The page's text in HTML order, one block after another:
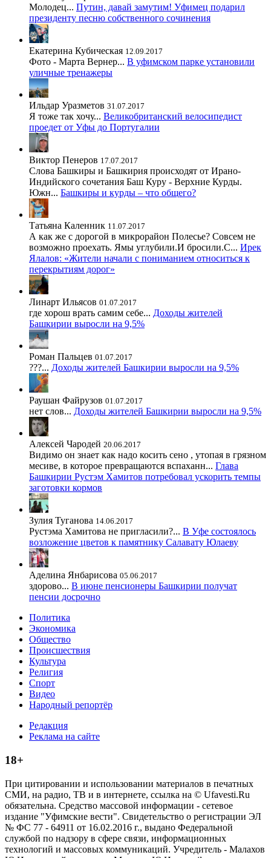
Молодец... Путин, давай замутим! Уфимец подарил
президенту песню собственного сочинения
Екатерина Кубическая 12.09.2017
Фото - Марта Вернер... В уфимском парке установили
уличные тренажеры
Ильдар Уразметов 31.07.2017
Я тоже так хочу... Великобританский велосипедист
проедет от Уфы до Португалии
Виктор Пенеров 17.07.2017
Слова Башкиры и Башкирия происходят от Ирано-
Индийского сочетания Баш Куру - Верхние Курды.
Южн... Башкиры и курды – что общего?
Татьяна Каленник 11.07.2017
А как же с дорогой в микрорайон Полесье? Совсем не
возможно проехать. Ямы углубили.И бросили.С... Ирек
Ялалов: «Жители начали с пониманием относиться к
перекрытиям дорог»
Линарт Ильясов 01.07.2017
где хорош врать самим себе... Доходы жителей
Башкирии выросли на 9,5%
Роман Пальцев 01.07.2017
???... Доходы жителей Башкирии выросли на 9,5%
Раушан Файрузов 01.07.2017
нет слов... Доходы жителей Башкирии выросли на 9,5%
Алексей Чародей 20.06.2017
Видимо он знает как надо косить сено , утопая в грязном
месиве, в которое превращаются вспаханн... Глава
Башкирии Рустэм Хамитов потребовал ускорить темпы
заготовки кормов
Зулия Туганова 14.06.2017
Рустэма Хамитова не пригласили?... В Уфе состоялось
возложение цветов к памятнику Салавату Юлаеву
Аделина Янбарисова 05.06.2017
здорово... В июне пенсионеры Башкирии получат
пенсии досрочно
Политика
Экономика
Общество
Происшествия
Культура
Религия
Спорт
Видео
Народный репортёр
Редакция
Реклама на сайте
18+
При цитировании и использовании материалов в печатных
СМИ, на радио, ТВ и в интернете, ссылка на © Ufavesti.Ru
обязательна. Средство массовой информации - сетевое
издание "Уфимские вести". Свидетельство о регистрации ЭЛ
№ ФС 77 - 64911 от 16.02.2016 г., выдано Федеральной
службой по надзору в сфере связи, информационных
технологий и массовых коммуникаций. Учредитель - Малахов